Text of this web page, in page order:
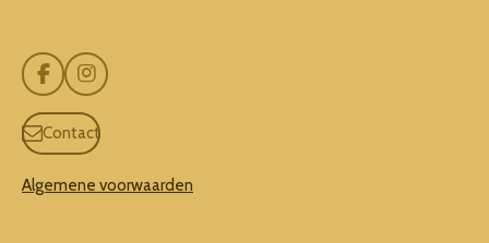
F
a
c
e
b
o
o
I
n
s
t
a
g
Contact
Algemene voorwaarden